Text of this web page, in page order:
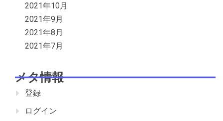
2021年10月
2021年9月
2021年8月
2021年7月
メタ情報
登録
ログイン